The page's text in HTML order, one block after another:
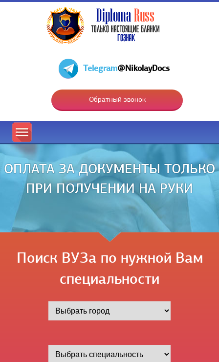
Telegram@NikolayDocs
Обратный звонок
ОПЛАТА ЗА ДОКУМЕНТЫ ТОЛЬКО
ПРИ ПОЛУЧЕНИИ НА РУКИ
Поиск ВУЗа по нужной Вам
специальности